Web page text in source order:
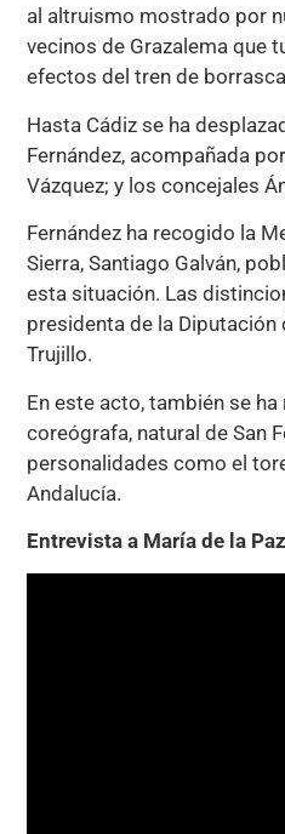
al altruismo mostrado por
vecinos de Grazalema que
efectos del tren de
Hasta Cádiz se ha
Fernández, acompañada
Vázquez; y los concejales
Fernández ha recogido la
Sierra, Santiago Galván,
esta situación. Las
presidenta de la Diputación
Trujillo.
En este acto, también se
coreógrafa, natural de San
personalidades como el
Andalucía.
Entrevista a María de la